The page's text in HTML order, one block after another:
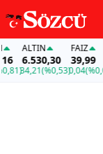
ALTIN
6.530,30
34,21(%0,53)
FAİZ
39,99
0,04(%0,09)